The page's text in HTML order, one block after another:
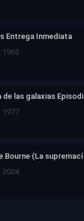
Entrega Inmediata
1963
1977
Bourne (La
2004